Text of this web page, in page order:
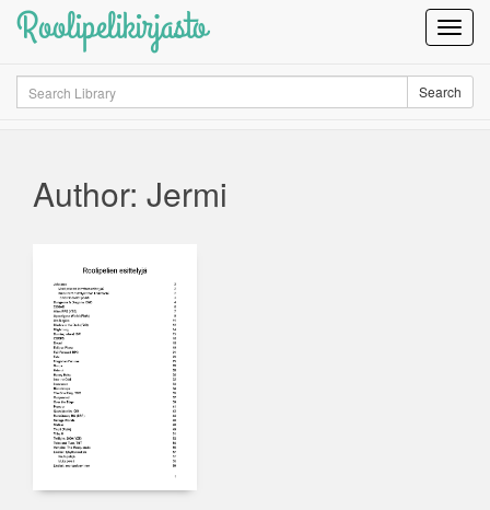
Roolipelikirjasto
Search Search
Author: Jermi